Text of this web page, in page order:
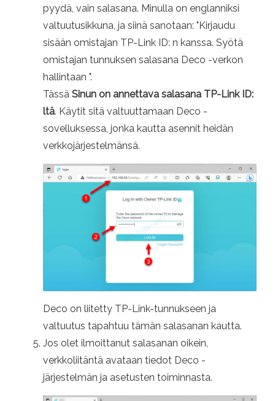
pyydä, vain salasana. Minulla on englanniksi
valtuutusikkuna, ja siinä sanotaan: "Kirjaudu
sisään omistajan TP-Link ID: n kanssa. Syötä
omistajan tunnuksen salasana Deco -verkon
hallintaan ".
Tässä Sinun on annettava salasana TP-Link ID:
ltä. Käytit sitä valtuuttamaan Deco -
sovelluksessa, jonka kautta asennit heidän
verkkojärjestelmänsä.
Deco on liitetty TP-Link-tunnukseen ja
valtuutus tapahtuu tämän salasanan kautta.
Jos olet ilmoittanut salasanan oikein,
verkkoliitäntä avataan tiedot Deco -
järjestelmän ja asetusten toiminnasta.